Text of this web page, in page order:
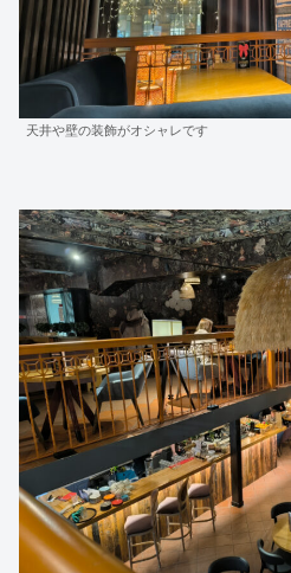
天井や壁の装飾がオシャレです